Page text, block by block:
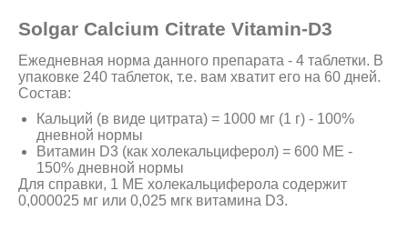
Solgar Calcium Citrate Vitamin-D3
Ежедневная норма данного препарата - 4 таблетки. В
упаковке 240 таблеток, т.е. вам хватит его на 60 дней.
Состав:
Кальций (в виде цитрата) = 1000 мг (1 г) - 100%
дневной нормы
Витамин D3 (как холекальциферол) = 600 МЕ -
150% дневной нормы
Для справки, 1 ME холекальциферола содержит
0,000025 мг или 0,025 мгк витамина D3.